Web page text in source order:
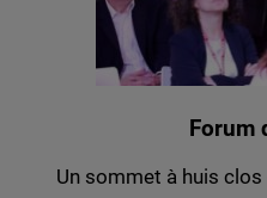
Forum
Un sommet à huis